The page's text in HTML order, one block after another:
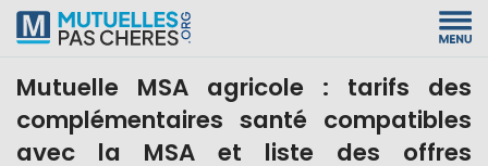
Mutuelle MSA agricole : tarifs des
complémentaires santé compatibles
avec la MSA et liste des offres